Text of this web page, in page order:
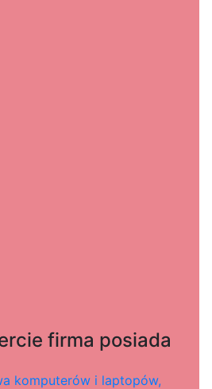
firma posiada
komputerów i laptopów,